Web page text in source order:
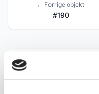
← Forrige objekt
#190
Beskrivelse